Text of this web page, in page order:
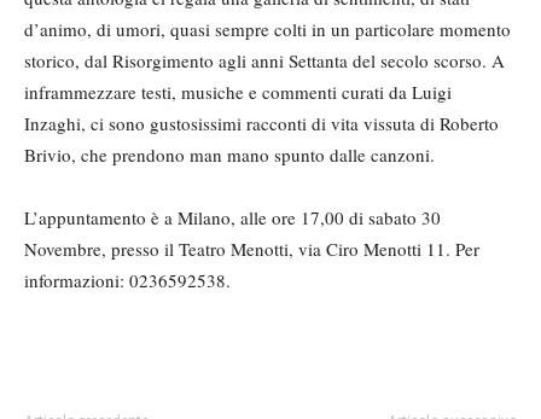
d’animo, di umori, quasi sempre colti in un particolare momento
storico, dal Risorgimento agli anni Settanta del secolo scorso. A
inframmezzare testi, musiche e commenti curati da Luigi
Inzaghi, ci sono gustosissimi racconti di vita vissuta di Roberto
Brivio, che prendono man mano spunto dalle canzoni.
L’appuntamento è a Milano, alle ore 17,00 di sabato 30
Novembre, presso il Teatro Menotti, via Ciro Menotti 11. Per
informazioni: 0236592538.